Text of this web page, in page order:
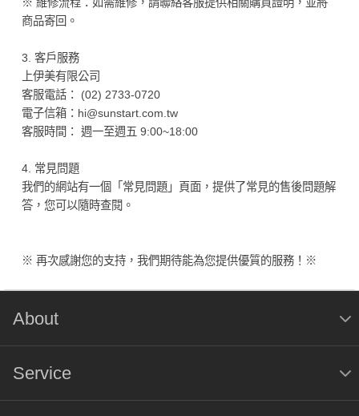
商品寄回。
3. 客戶服務
上伊美有限公司
客服電話： (02) 2733-0720
電子信箱：hi@sunstart.com.tw
客服時間： 週一至週五 9:00~18:00
4. 常見問題
我們的網站有一個「常見問題」頁面，提供了常見的售後問題解
答，您可以隨時查閱。
※ 再次感謝您的支持，我們期待能為您提供優質的服務！※
About
Service